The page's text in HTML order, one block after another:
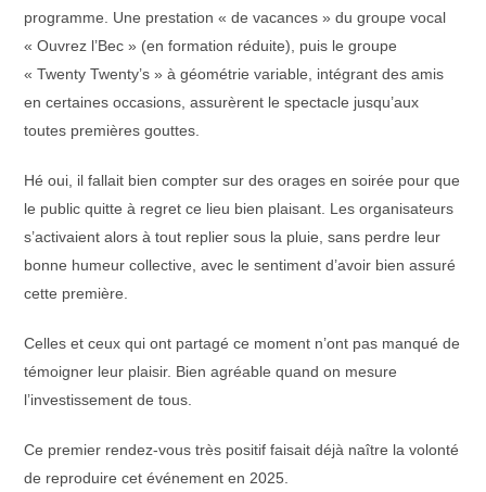
programme. Une prestation « de vacances » du groupe vocal
« Ouvrez l’Bec » (en formation réduite), puis le groupe
« Twenty Twenty’s » à géométrie variable, intégrant des amis
en certaines occasions, assurèrent le spectacle jusqu’aux
toutes premières gouttes.
Hé oui, il fallait bien compter sur des orages en soirée pour que
le public quitte à regret ce lieu bien plaisant. Les organisateurs
s’activaient alors à tout replier sous la pluie, sans perdre leur
bonne humeur collective, avec le sentiment d’avoir bien assuré
cette première.
Celles et ceux qui ont partagé ce moment n’ont pas manqué de
témoigner leur plaisir. Bien agréable quand on mesure
l’investissement de tous.
Ce premier rendez-vous très positif faisait déjà naître la volonté
de reproduire cet événement en 2025.